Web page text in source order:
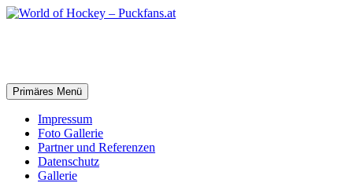
Zum
Suchen
Primäres Menü
Impressum
Foto Gallerie
Partner und Referenzen
Datenschutz
Gallerie